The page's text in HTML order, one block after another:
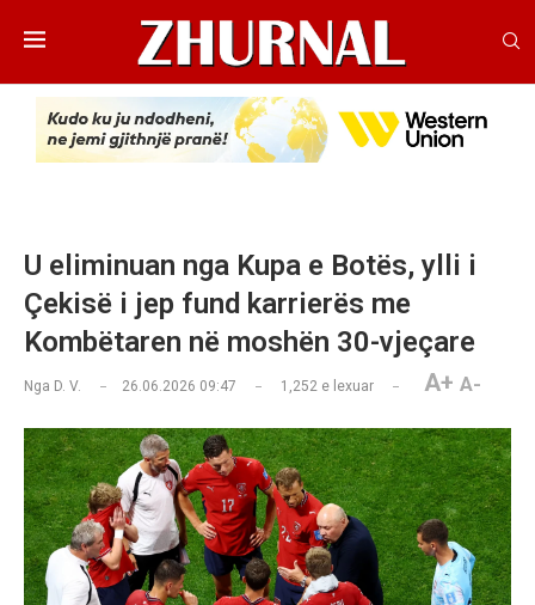
U eliminuan nga Kupa e Botës, ylli i
Çekisë i jep fund karrierës me
Kombëtaren në moshën 30-vjeçare
Nga D. V. 26.06.2026 09:47 1,252 e lexuar A+ A-